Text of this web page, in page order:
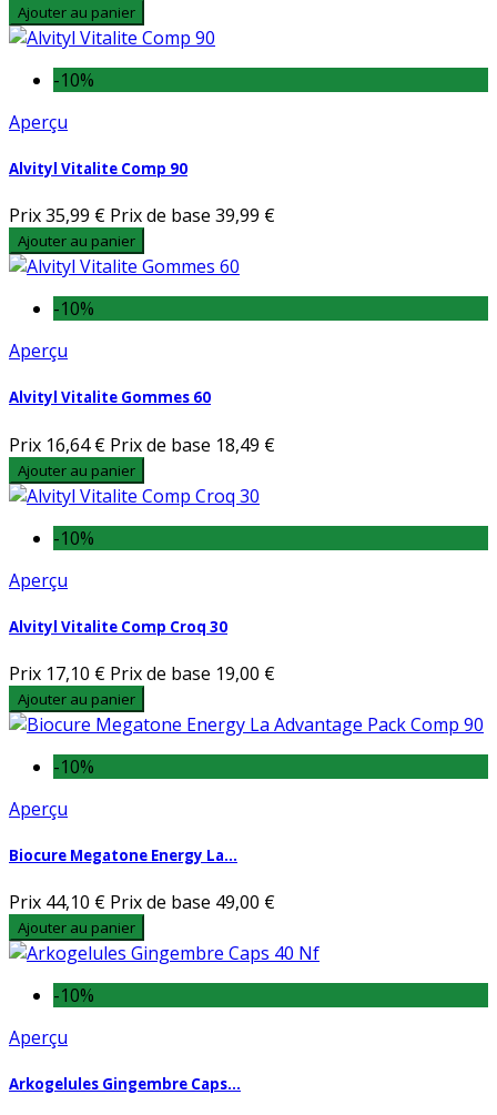
Ajouter au panier
-10%
Aperçu
Alvityl Vitalite Comp 90
Prix35,99 € Prix de base 39,99 €
Ajouter au panier
-10%
Aperçu
Alvityl Vitalite Gommes 60
Prix 16,64 € Prix de base 18,49 €
Ajouter au panier
-10%
Aperçu
Alvityl Vitalite Comp Croq 30
Prix 17,10 € Prix de base 19,00 €
Ajouter au panier
-10%
Aperçu
Biocure Megatone Energy La...
Prix 44,10 € Prix de base 49,00 €
Ajouter au panier
-10%
Aperçu
Arkogelules Gingembre Caps...